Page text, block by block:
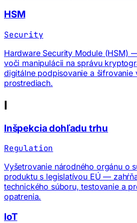
HSM
Security
Hardware Security Module (HSM)
voči manipulácii na správu
digitálne podpisovanie a šifrovanie
prostrediach.
I
Inšpekcia dohľadu trhu
Regulation
Vyšetrovanie národného orgánu o
produktu s legislatívou EÚ —
technického súboru, testovanie a
opatrenia.
IoT